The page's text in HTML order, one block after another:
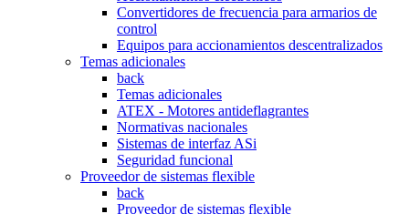
Convertidores de frecuencia para armarios de
control
Equipos para accionamientos descentralizados
Temas adicionales
back
Temas adicionales
ATEX - Motores antideflagrantes
Normativas nacionales
Sistemas de interfaz ASi
Seguridad funcional
Proveedor de sistemas flexible
back
Proveedor de sistemas flexible